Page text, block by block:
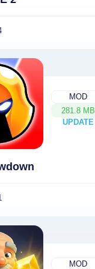
MOD
281.8 MB
UPDATE
NEW
MOD